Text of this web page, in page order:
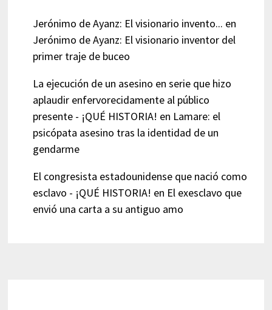
Jerónimo de Ayanz: El visionario invento... en
Jerónimo de Ayanz: El visionario inventor del
primer traje de buceo
La ejecución de un asesino en serie que hizo
aplaudir enfervorecidamente al público
presente - ¡QUÉ HISTORIA! en Lamare: el
psicópata asesino tras la identidad de un
gendarme
El congresista estadounidense que nació como
esclavo - ¡QUÉ HISTORIA! en El exesclavo que
envió una carta a su antiguo amo